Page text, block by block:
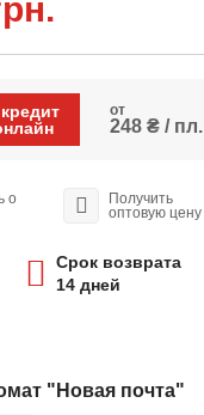
от
248 ₴ / пл.
о
Получить
оптовую цену
Срок возврата
14 дней
"Новая почта"